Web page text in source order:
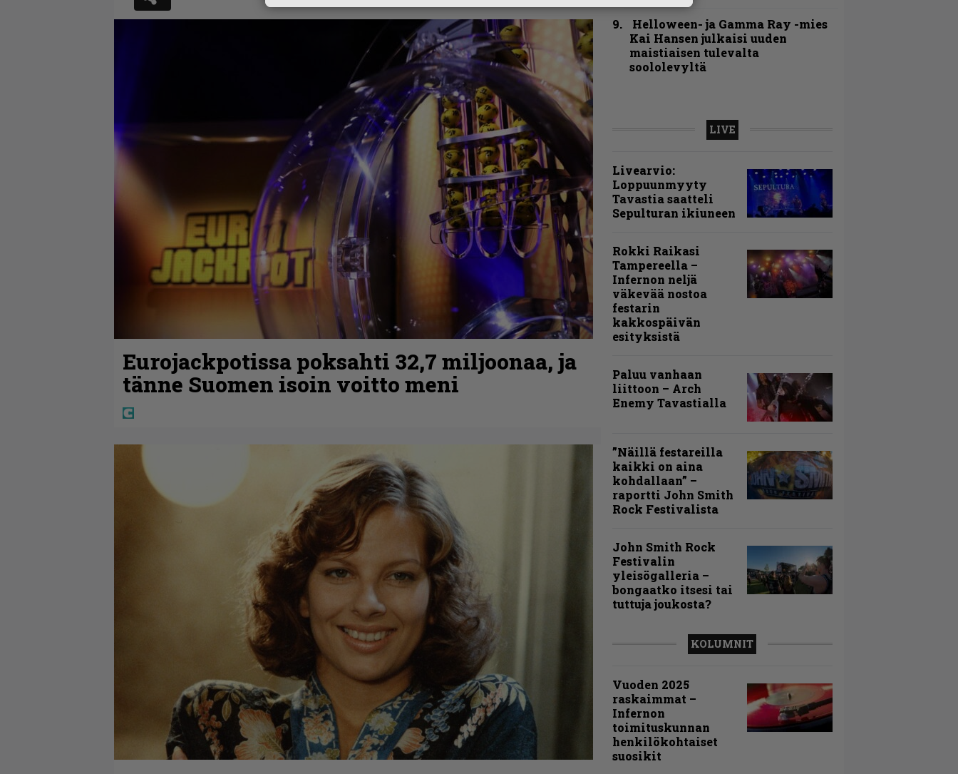
Eurojackpotissa poksahti 32,7 miljoonaa, ja
tänne Suomen isoin voitto meni
Helloween- ja Gamma Ray -mies
Kai Hansen julkaisi uuden
maistiaisen tulevalta
soololevyltä
LIVE
Livearvio:
Loppuunmyyty
Tavastia saatteli
Sepulturan ikiuneen
Rokki Raikasi
Tampereella –
Infernon neljä
väkevää nostoa
festarin
kakkospäivän
esityksistä
Paluu vanhaan
liittoon – Arch
Enemy Tavastialla
”Näillä festareilla
kaikki on aina
kohdallaan” –
raportti John Smith
Rock Festivalista
John Smith Rock
Festivalin
yleisögalleria –
bongaatko itsesi tai
tuttuja joukosta?
KOLUMNIT
Vuoden 2025
raskaimmat –
Infernon
toimituskunnan
henkilökohtaiset
suosikit